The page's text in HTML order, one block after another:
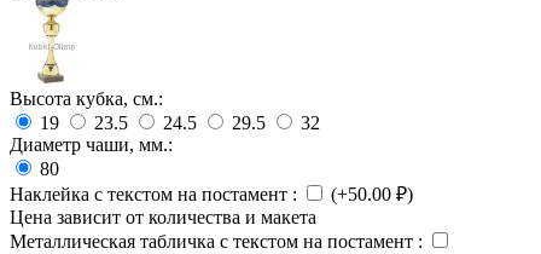
Высота кубка, см.:
19
23.5 24.5 29.5
32
Диаметр чаши, мм.:
80
Наклейка с текстом на постамент : (+50.00 ₽)
Цена зависит от количества и макета
Металлическая табличка с текстом на постамент :